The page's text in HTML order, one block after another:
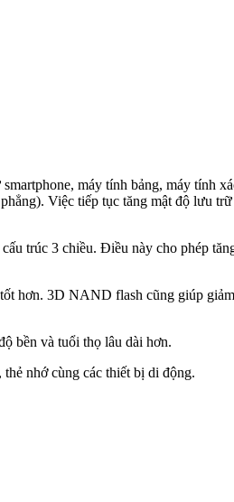
máy tính bảng, máy tính
Việc tiếp tục tăng mật độ lưu
trúc 3 chiều. Điều này cho phép
hơn. 3D NAND flash cũng giúp
bền và tuổi thọ lâu dài hơn.
nhớ cùng các thiết bị di động.